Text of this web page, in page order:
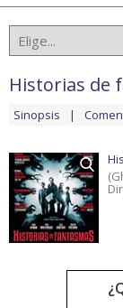
Historias de
Sinopsis